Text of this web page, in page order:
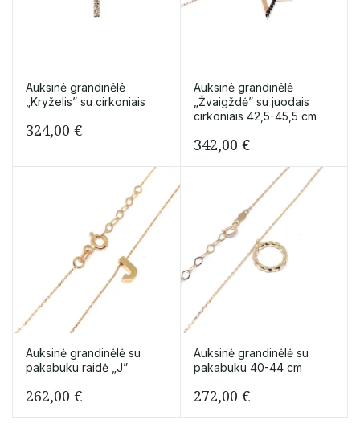
Auksinė grandinėlė
„Kryželis” su cirkoniais
324,00 €
Auksinė grandinėlė
„Žvaigždė” su juodais
cirkoniais 42,5-45,5 cm
342,00 €
Auksinė grandinėlė su
pakabuku raidė „J”
262,00 €
Auksinė grandinėlė su
pakabuku 40-44 cm
272,00 €